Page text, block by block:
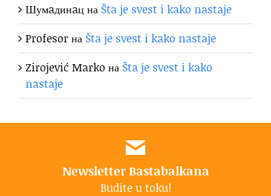
Шумaдинaцна Šta je svest i kako nastaje
Profesorна Šta je svest i kako nastaje
Zirojević Marko на Šta je svest i kako
nastaje
Newsletter Bastabalkana
Budite u toku!